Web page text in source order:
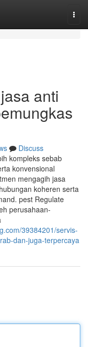
anti
Discuss
kompleks sebab
konvensional
mengagih jasa
koheren serta
pest Regulate
perusahaan-
39384201/servis-
dan-juga-terpercaya